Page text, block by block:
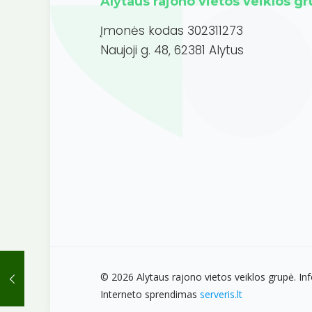
Įmonės kodas 302311273
Naujoji g. 48, 62381 Alytus
© 2026 Alytaus rajono vietos veiklos grupė.
Interneto sprendimas serveris.lt